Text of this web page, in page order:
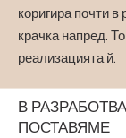
коригира почти
крачка напред.
реализацията й.
В
ПОСТАВЯМЕ